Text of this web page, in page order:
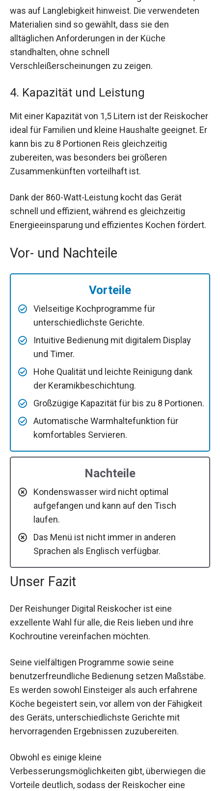
was auf Langlebigkeit hinweist. Die verwendeten
Materialien sind so gewählt, dass sie den
alltäglichen Anforderungen in der Küche
standhalten, ohne schnell
Verschleißerscheinungen zu zeigen.
4. Kapazität und Leistung
Mit einer Kapazität von 1,5 Litern ist der Reiskocher
ideal für Familien und kleine Haushalte geeignet. Er
kann bis zu 8 Portionen Reis gleichzeitig
zubereiten, was besonders bei größeren
Zusammenkünften vorteilhaft ist.
Dank der 860-Watt-Leistung kocht das Gerät
schnell und effizient, während es gleichzeitig
Energieeinsparung und effizientes Kochen fördert.
Vor- und Nachteile
Vorteile
Vielseitige Kochprogramme für
unterschiedlichste Gerichte.
Intuitive Bedienung mit digitalem Display
und Timer.
Hohe Qualität und leichte Reinigung dank
der Keramikbeschichtung.
Großzügige Kapazität für bis zu 8 Portionen.
Automatische Warmhaltefunktion für
komfortables Servieren.
Nachteile
Kondenswasser wird nicht optimal
aufgefangen und kann auf den Tisch
laufen.
Das Menü ist nicht immer in anderen
Sprachen als Englisch verfügbar.
Unser Fazit
Der Reishunger Digital Reiskocher ist eine
exzellente Wahl für alle, die Reis lieben und ihre
Kochroutine vereinfachen möchten.
Seine vielfältigen Programme sowie seine
benutzerfreundliche Bedienung setzen Maßstäbe.
Es werden sowohl Einsteiger als auch erfahrene
Köche begeistert sein, vor allem von der Fähigkeit
des Geräts, unterschiedlichste Gerichte mit
hervorragenden Ergebnissen zuzubereiten.
Obwohl es einige kleine
Verbesserungsmöglichkeiten gibt, überwiegen die
Vorteile deutlich, sodass der Reiskocher eine